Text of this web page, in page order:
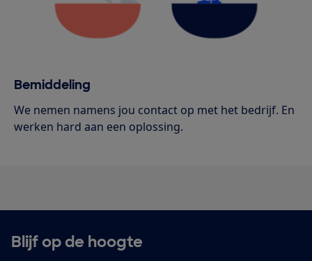
Bemiddeling
We nemen namens jou contact op met het bedrijf. En
werken hard aan een oplossing.
Blijf op de hoogte